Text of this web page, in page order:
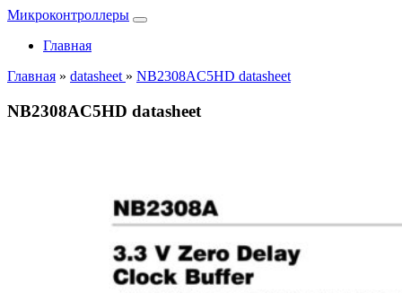
Микроконтроллеры
Главная
Главная » datasheet » NB2308AC5HD datasheet
NB2308AC5HD datasheet